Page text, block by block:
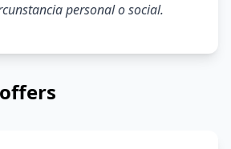
personal o social.